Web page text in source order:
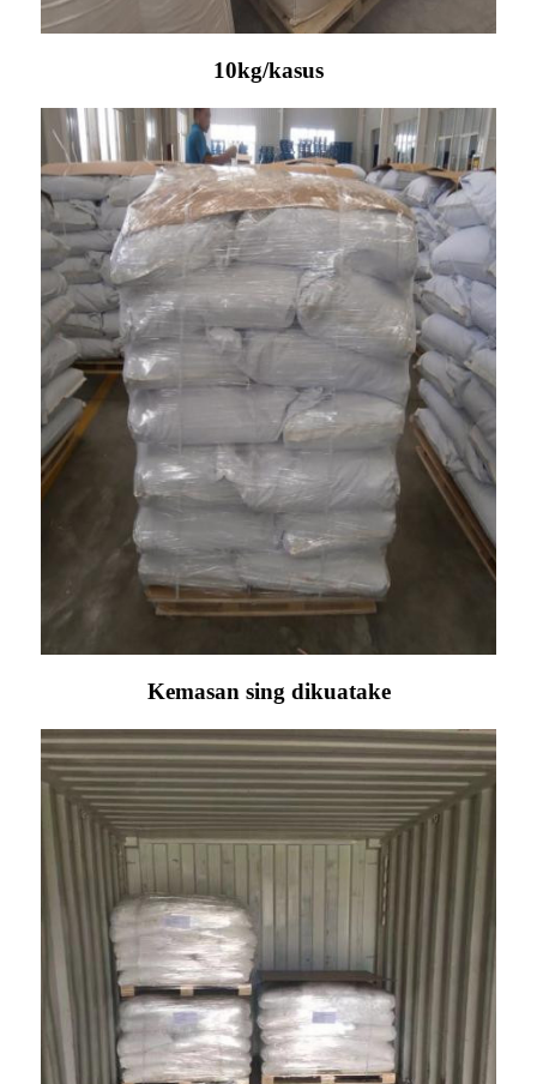
10kg/kasus
Kemasan sing dikuatake